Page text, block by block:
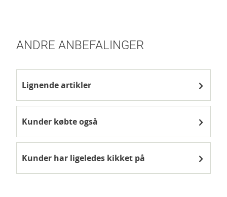
ANDRE ANBEFALINGER
Lignende artikler
Kunder købte også
Kunder har ligeledes kikket på